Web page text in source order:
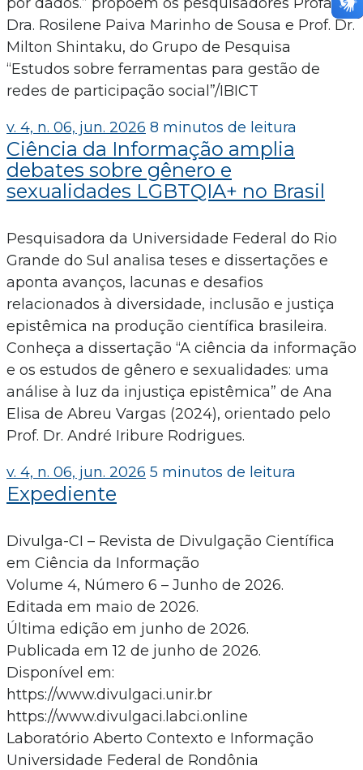
Dra. Rosilene Paiva Marinho de Sousa e Prof. Dr.
Milton Shintaku, do Grupo de Pesquisa
“Estudos sobre ferramentas para gestão de
redes de participação social”/IBICT
v. 4, n. 06, jun. 2026 8 minutos de leitura
Ciência da Informação amplia
debates sobre gênero e
sexualidades LGBTQIA+ no Brasil
Pesquisadora da Universidade Federal do Rio
Grande do Sul analisa teses e dissertações e
aponta avanços, lacunas e desafios
relacionados à diversidade, inclusão e justiça
epistêmica na produção científica brasileira.
Conheça a dissertação “A ciência da informação
e os estudos de gênero e sexualidades: uma
análise à luz da injustiça epistêmica” de Ana
Elisa de Abreu Vargas (2024), orientado pelo
Prof. Dr. André Iribure Rodrigues.
v. 4, n. 06, jun. 2026 5 minutos de leitura
Expediente
Divulga-CI – Revista de Divulgação Científica
em Ciência da Informação
Volume 4, Número 6 – Junho de 2026.
Editada em maio de 2026.
Última edição em junho de 2026.
Publicada em 12 de junho de 2026.
Disponível em:
https://www.divulgaci.unir.br
https://www.divulgaci.labci.online
Laboratório Aberto Contexto e Informação
Universidade Federal de Rondônia